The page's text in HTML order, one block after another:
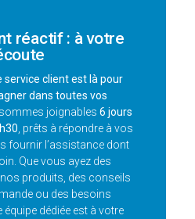
réactif : à votre
service client est là pour
dans toutes vos
joignables 6 jours
, prêts à répondre à vos
fournir l’assistance dont
Que vous ayez des
produits, des conseils
ou des besoins
dédiée est à votre